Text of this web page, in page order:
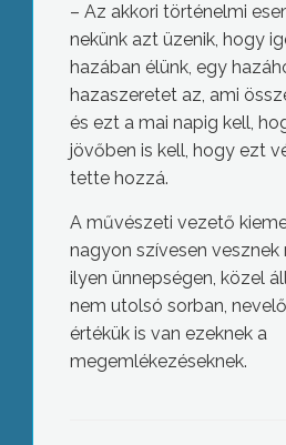
– Az akkori történelmi
nekünk azt üzenik, hogy
hazában élünk, egy
hazaszeretet az, ami
és ezt a mai napig kell,
jövőben is kell, hogy ezt
tette hozzá.
A művészeti vezető
nagyon szívesen
ilyen ünnepségen, közel
nem utolsó sorban,
értékük is van ezeknek a
megemlékezéseknek.